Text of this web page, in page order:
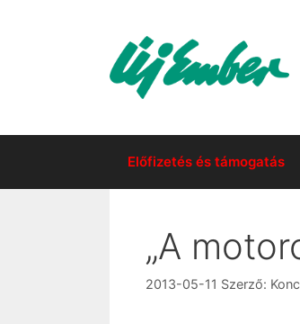
Előfizetés és támogatás
„A
2013-05-11 Szerző: